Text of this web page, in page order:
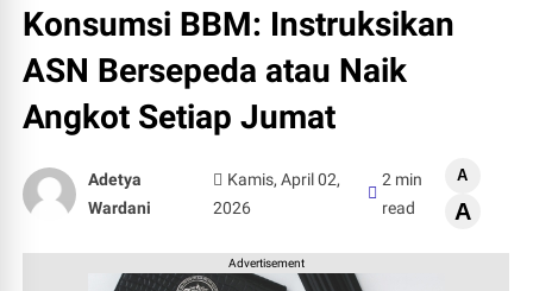
Konsumsi BBM: Instruksikan
ASN Bersepeda atau Naik
Angkot Setiap Jumat
Adetya
Wardani
Kamis, April 02,
2026
2 min
read
A
A
Advertisement